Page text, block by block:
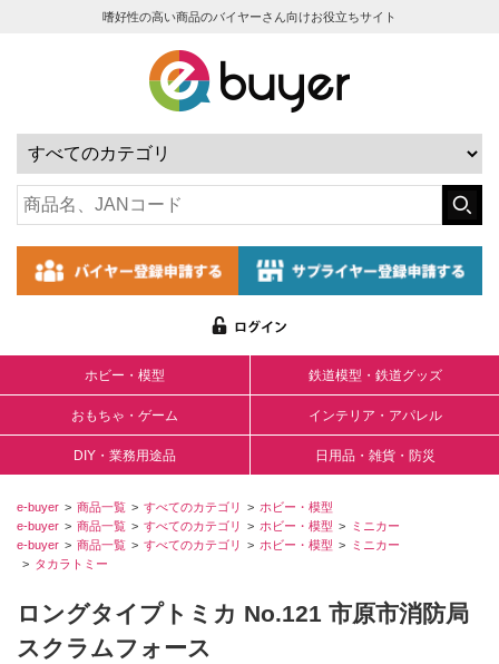
嗜好性の高い商品のバイヤーさん向けお役立ちサイト
ホビー・模型 鉄道模型・鉄道グッズ
おもちゃ・ゲーム インテリア・アパレル
DIY・業務用途品 日用品・雑貨・防災
e-buyer 商品一覧 すべてのカテゴリ
ホビー・模型
e-buyer
商品一覧 すべてのカテゴリ ホビー・模型
ミニカー
e-buyer
商品一覧 すべてのカテゴリ ホビー・模型
ミニカー
タカラトミー
ロングタイプトミカ No.121 市原市消防局
スクラムフォース